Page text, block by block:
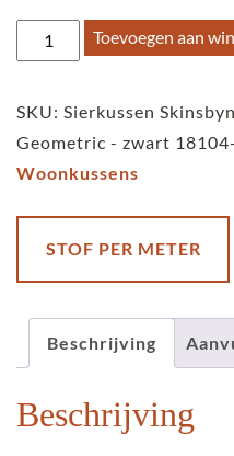
Sierkussen
Skinsbynature
-
Abstract
Geometric
-
zwart
aantal
Toevoegen aan
SKU: Sierkussen
Geometric - zwart
Woonkussens
STOF PER METER
Beschrijving
Beschrijving